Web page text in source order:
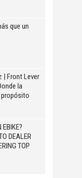
que un
| Front Lever
la
EBIKE?
DEALER
TOP